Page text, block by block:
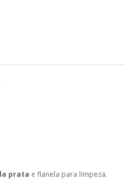
prata e flanela para limpeza.